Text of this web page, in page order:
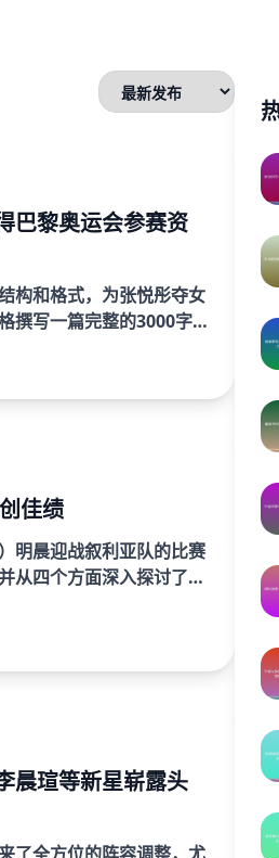
巴黎奥运会参赛资
构和格式，为张悦彤夺女
撰写一篇完整的3000字
佳绩
明晨迎战叙利亚队的比赛
从四个方面深入探讨了全
晨瑄等新星崭露头